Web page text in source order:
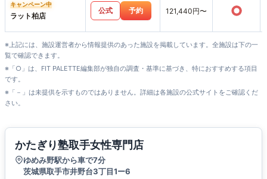
キャンペーン中
ラット柏店
公式 予約 121,440円〜 ○
※上記には、施設運営者から情報提供のあった施設を掲載しています。全施設は下の一
覧で確認できます。
※「○」は、FIT PALETTE編集部が独自の調査・基準に基づき、特におすすめする項目
です。
※「－」は未提供を示すものではありません。詳細は各施設の公式サイトをご確認くだ
さい。
かたぎり塾取手女性専門店
ゆめみ野駅から車で7分
茨城県取手市井野台3丁目1ー6